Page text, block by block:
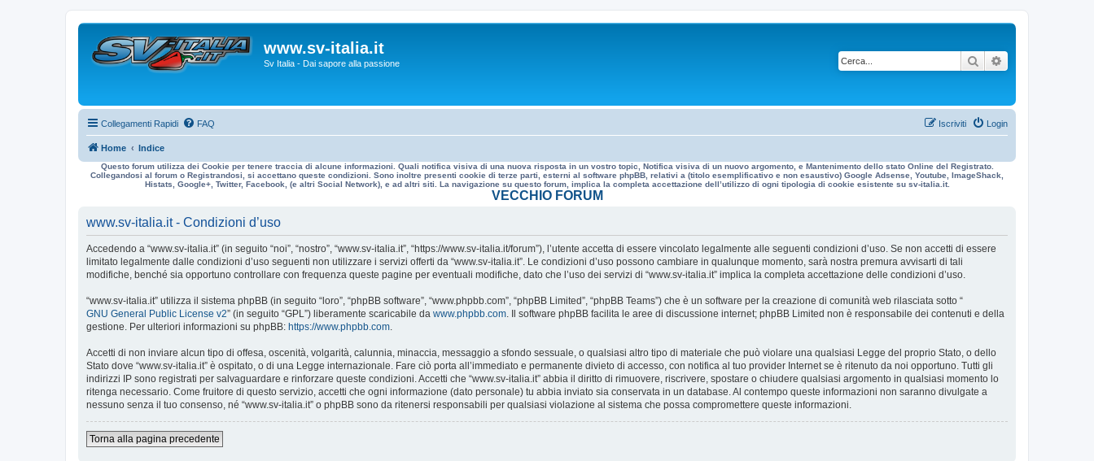
www.sv-italia.it
Sv Italia - Dai sapore alla passione Cerca
Collegamenti Rapidi FAQ Login
Iscriviti
Home Indice
Questo forum utilizza dei Cookie per tenere traccia di alcune informazioni. Quali notifica visiva di una nuova risposta in un vostro topic, Notifica visiva di un nuovo argomento, e Mantenimento dello stato Online del Registrato.
Collegandosi al forum o Registrandosi, si accettano queste condizioni. Sono inoltre presenti cookie di terze parti, esterni al software phpBB, relativi a (titolo esemplificativo e non esaustivo) Google Adsense, Youtube, ImageShack,
Histats, Google+, Twitter, Facebook, (e altri Social Network), e ad altri siti. La navigazione su questo forum, implica la completa accettazione dell’utilizzo di ogni tipologia di cookie esistente su sv-italia.it.
VECCHIO FORUM
www.sv-italia.it - Condizioni d’uso
Accedendo a “www.sv-italia.it” (in seguito “noi”, “nostro”, “www.sv-italia.it”, “https://www.sv-italia.it/forum”), l’utente accetta di essere vincolato legalmente alle seguenti condizioni d’uso. Se non accetti di essere
limitato legalmente dalle condizioni d’uso seguenti non utilizzare i servizi offerti da “www.sv-italia.it”. Le condizioni d’uso possono cambiare in qualunque momento, sarà nostra premura avvisarti di tali
modifiche, benché sia opportuno controllare con frequenza queste pagine per eventuali modifiche, dato che l’uso dei servizi di “www.sv-italia.it” implica la completa accettazione delle condizioni d’uso.
“www.sv-italia.it” utilizza il sistema phpBB (in seguito “loro”, “phpBB software”, “www.phpbb.com”, “phpBB Limited”, “phpBB Teams”) che è un software per la creazione di comunità web rilasciata sotto “
GNU General Public License v2” (in seguito “GPL”) liberamente scaricabile da www.phpbb.com. Il software phpBB facilita le aree di discussione internet; phpBB Limited non è responsabile dei contenuti e della
gestione. Per ulteriori informazioni su phpBB: https://www.phpbb.com.
Accetti di non inviare alcun tipo di offesa, oscenità, volgarità, calunnia, minaccia, messaggio a sfondo sessuale, o qualsiasi altro tipo di materiale che può violare una qualsiasi Legge del proprio Stato, o dello
Stato dove “www.sv-italia.it” è ospitato, o di una Legge internazionale. Fare ciò porta all’immediato e permanente divieto di accesso, con notifica al tuo provider Internet se è ritenuto da noi opportuno. Tutti gli
indirizzi IP sono registrati per salvaguardare e rinforzare queste condizioni. Accetti che “www.sv-italia.it” abbia il diritto di rimuovere, riscrivere, spostare o chiudere qualsiasi argomento in qualsiasi momento lo
ritenga necessario. Come fruitore di questo servizio, accetti che ogni informazione (dato personale) tu abbia inviato sia conservata in un database. Al contempo queste informazioni non saranno divulgate a
nessuno senza il tuo consenso, né “www.sv-italia.it” o phpBB sono da ritenersi responsabili per qualsiasi violazione al sistema che possa compromettere queste informazioni.
Torna alla pagina precedente